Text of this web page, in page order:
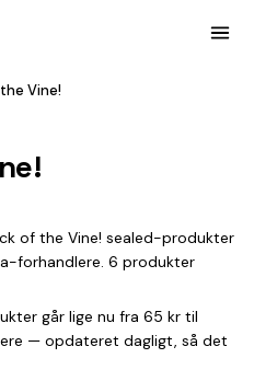
Vine!
of the Vine! sealed-produkter
forhandlere. 6 produkter
går lige nu fra 65 kr til
— opdateret dagligt, så det